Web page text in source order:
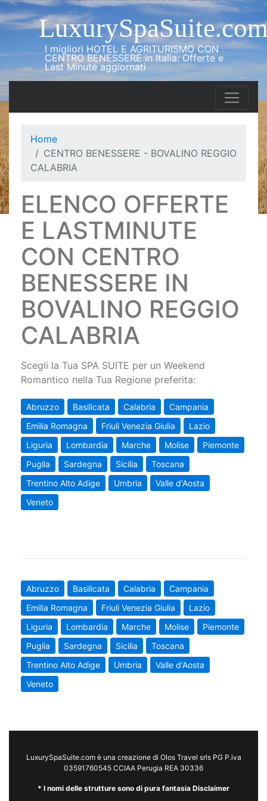
I migliori HOTEL E AGRITURISMO CON
CENTRO BENESSERE in Italia: Offerte e
Last Minute aggiornati
Home
CENTRO BENESSERE - BOVALINO REGGIO
CALABRIA
ELENCO OFFERTE
E LASTMINUTE
CON CENTRO
BENESSERE IN
BOVALINO REGGIO
CALABRIA
Scegli la Tua SPA SUITE per un Weekend
Romantico nella Tua Regione preferita:
Abruzzo Basilicata Calabria
Campania
Emilia Romagna
Friuli Venezia Giulia
Lazio
Liguria
Lombardia Marche Molise
Piemonte
Puglia
Sardegna Sicilia
Toscana
Trentino Alto Adige
Umbria
Valle d'Aosta
Veneto
Abruzzo Basilicata Calabria
Campania
Emilia Romagna
Friuli Venezia Giulia
Lazio
Liguria
Lombardia Marche Molise
Piemonte
Puglia
Sardegna Sicilia
Toscana
Trentino Alto Adige
Umbria
Valle d'Aosta
Veneto
LuxurySpaSuite.com è una creazione di Olos Travel srls PG P.iva
03591760545 CCIAA Perugia REA 30336
* I nomi delle strutture sono di pura fantasia Disclaimer